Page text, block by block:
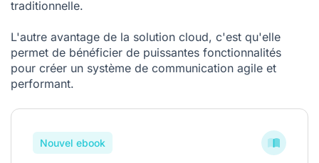
traditionnelle.
L'autre avantage de la solution cloud, c'est qu'elle
permet de bénéficier de puissantes fonctionnalités
pour créer un système de communication agile et
performant.
Nouvel ebook